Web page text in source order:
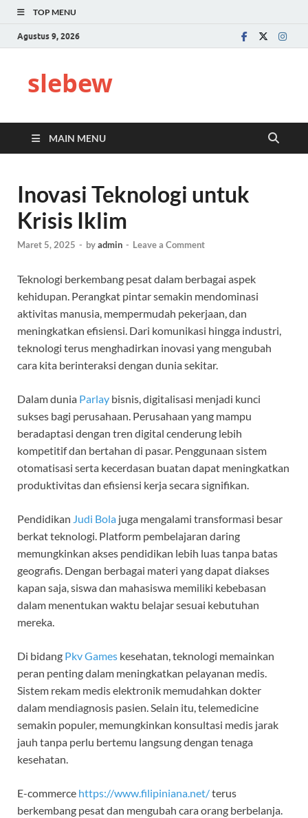
TOP MENU
Agustus 9, 2026
slebew
MAIN MENU
Inovasi Teknologi untuk
Krisis Iklim
Maret 5, 2025 - byadmin - Leave a Comment
Teknologi berkembang pesat dalam berbagai aspek
kehidupan. Perangkat pintar semakin mendominasi
aktivitas manusia, mempermudah pekerjaan, dan
meningkatkan efisiensi. Dari komunikasi hingga industri,
teknologi terus menghadirkan inovasi yang mengubah
cara kita berinteraksi dengan dunia sekitar.
Dalam dunia Parlay bisnis, digitalisasi menjadi kunci
sukses bagi perusahaan. Perusahaan yang mampu
beradaptasi dengan tren digital cenderung lebih
kompetitif dan bertahan di pasar. Penggunaan sistem
otomatisasi serta kecerdasan buatan dapat meningkatkan
produktivitas dan efisiensi kerja secara signifikan.
Pendidikan Judi Bola juga mengalami transformasi besar
berkat teknologi. Platform pembelajaran daring
memungkinkan akses pendidikan lebih luas tanpa batas
geografis. Dengan berbagai materi yang dapat diakses
kapan saja, siswa dan mahasiswa memiliki kebebasan
dalam menentukan waktu belajar sesuai kebutuhan
mereka.
Di bidang Pkv Games kesehatan, teknologi memainkan
peran penting dalam meningkatkan pelayanan medis.
Sistem rekam medis elektronik memudahkan dokter
dalam mendiagnosis pasien. Selain itu, telemedicine
semakin populer, memungkinkan konsultasi medis jarak
jauh tanpa perlu bertemu langsung dengan tenaga
kesehatan.
E-commerce https://www.filipiniana.net/terus
berkembang pesat dan mengubah cara orang berbelanja.